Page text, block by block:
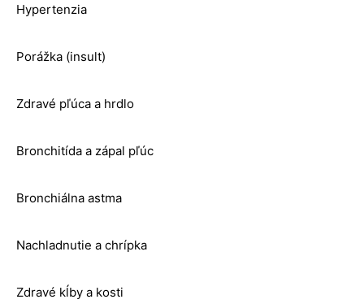
Hypertenzia
Porážka (insult)
Zdravé pľúca a hrdlo
Bronchitída a zápal pľúc
Bronchiálna astma
Nachladnutie a chrípka
Zdravé kĺby a kosti